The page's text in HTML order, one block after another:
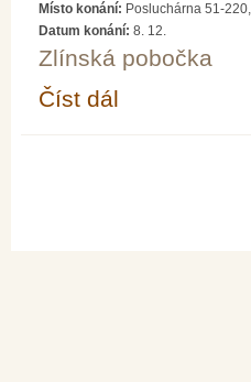
Místo konání: Posluchárna 51-
Datum konání: 8. 12.
Zlínská pobočka
Číst dál